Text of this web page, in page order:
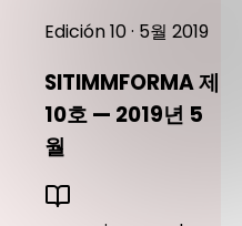
Edición 10 · 5월 2019
SITIMMFORMA 제
10호 — 2019년 5
월